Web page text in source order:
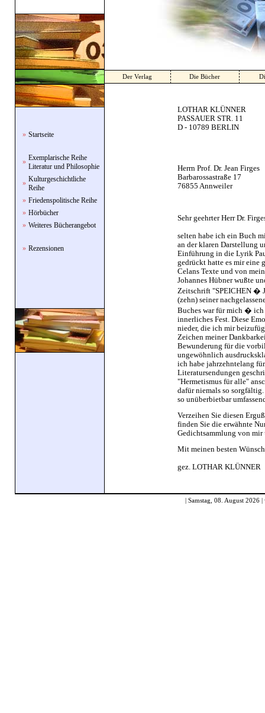
Der Verlag Die Bücher
» Startseite
» Exemplarische Reihe
Literatur und Philosophie
» Kulturgeschichtliche
Reihe
» Friedenspolitische Reihe
» Hörbücher
» Weiteres Bücherangebot
» Rezensionen
LOTHAR KLÜNNER
PASSAUER STR. 11
D - 10789 BERLIN
Herrn Prof. Dr. Jean Firges
Barbarossastraße 17
76855 Annweiler
Sehr geehrter Herr Dr.
selten habe ich ein Buch
an der klaren Darstellung
Einführung in die Lyrik
gedrückt hatte es mir eine
Celans Texte und von
Johannes Hübner wußte
Zeitschrift "SPEICHEN �
(zehn) seiner
Buches war für mich � ich
innerliches Fest. Diese
nieder, die ich mir
Zeichen meiner
Bewunderung für die
ungewöhnlich
ich habe jahrzehntelang
Literatursendungen
"Hermetismus für alle"
dafür niemals so
so unüberbietbar
Verzeihen Sie diesen
finden Sie die erwähnte
Gedichtsammlung von mir
Mit meinen besten
gez. LOTHAR KLÜNNER
| Samstag, 08. August